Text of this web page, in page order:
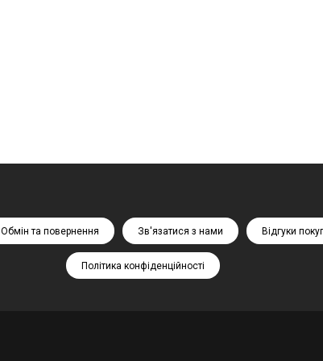
Обмін та повернення Зв'язатися з нами Відгуки
Політика конфіденційності